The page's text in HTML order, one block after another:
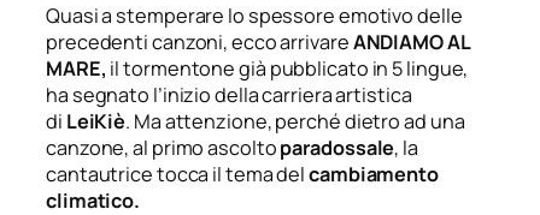
Quasi a stemperare lo spessore emotivo delle
precedenti canzoni, ecco arrivareANDIAMO AL
MARE, il tormentone già pubblicato in 5 lingue,
ha segnato l’inizio della carriera artistica
di LeiKiè. Ma attenzione, perché dietro ad una
canzone, al primo ascoltoparadossale, la
cantautrice tocca il tema delcambiamento
climatico.